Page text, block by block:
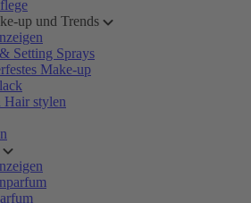
up und Trends
Setting Sprays
Make-up
Hair stylen